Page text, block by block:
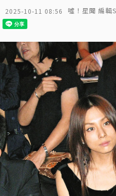
2025-10-11 08:56 噓！星聞 編輯